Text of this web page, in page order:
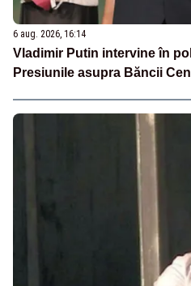
6 aug. 2026, 16:14
Vladimir Putin intervine în
Presiunile asupra Băncii